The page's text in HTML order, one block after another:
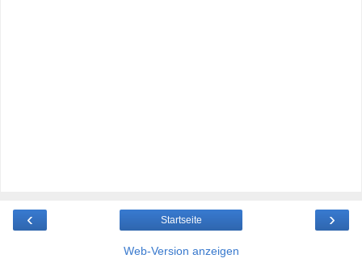
‹ ›
Startseite
Web-Version anzeigen